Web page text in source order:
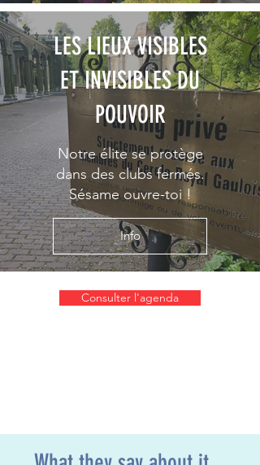
LES LIEUX VISIBLES
ET INVISIBLES DU
POUVOIR
Notre élite se protège
dans des clubs fermés.
Sésame ouvre-toi !
Info
Consulter l'agenda